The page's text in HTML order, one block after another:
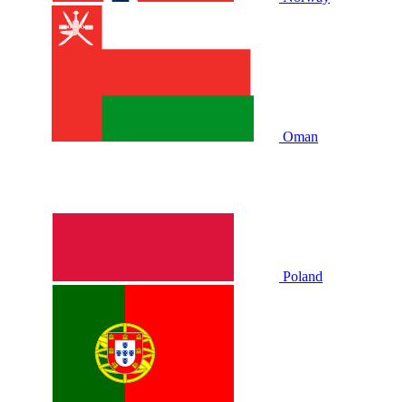
Oman
Poland